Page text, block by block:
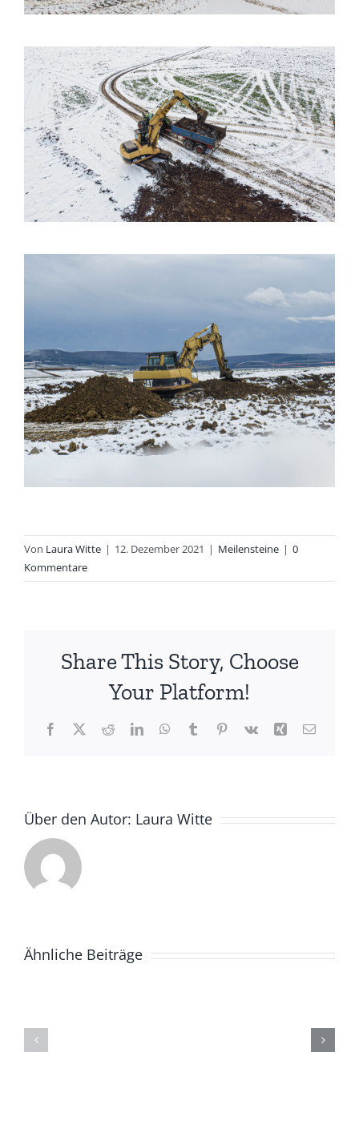
Von Laura Witte | 12. Dezember 2021 | Meilensteine | 0
Kommentare
Share This Story, Choose
Your Platform!
Facebook
X RedditLinkedInWhatsApp
TumblrPinterest
Vk Xing E-
Über den Autor: Laura Witte
Ähnliche Beiträge